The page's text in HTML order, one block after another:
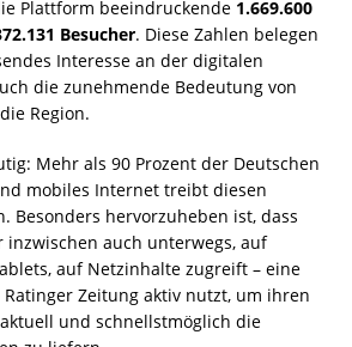
Plattform beeindruckende 1.669.600
Besucher. Diese Zahlen belegen
Interesse an der digitalen
die zunehmende Bedeutung von
Region.
Mehr als 90 Prozent der Deutschen
mobiles Internet treibt diesen
Besonders hervorzuheben ist, dass
inzwischen auch unterwegs, auf
auf Netzinhalte zugreift – eine
Zeitung aktiv nutzt, um ihren
und schnellstmöglich die